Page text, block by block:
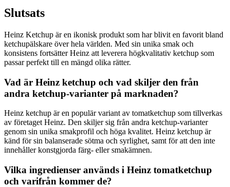
Slutsats
Heinz Ketchup är en ikonisk produkt som har blivit en favorit bland
ketchupälskare över hela världen. Med sin unika smak och
konsistens fortsätter Heinz att leverera högkvalitativ ketchup som
passar perfekt till en mängd olika rätter.
Vad är Heinz ketchup och vad skiljer den från
andra ketchup-varianter på marknaden?
Heinz ketchup är en populär variant av tomatketchup som tillverkas
av företaget Heinz. Den skiljer sig från andra ketchup-varianter
genom sin unika smakprofil och höga kvalitet. Heinz ketchup är
känd för sin balanserade sötma och syrlighet, samt för att den inte
innehåller konstgjorda färg- eller smakämnen.
Vilka ingredienser används i Heinz tomatketchup
och varifrån kommer de?